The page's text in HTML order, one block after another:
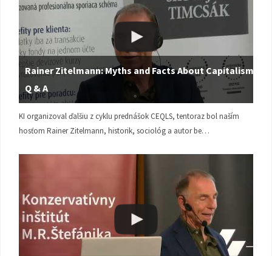
Rainer Zitelmann: Myths and Facts About Capitalism |
Q & A
KI organizoval ďalšiu z cyklu prednášok CEQLS, tentoraz bol naším
hosťom Rainer Zitelmann, historik, sociológ a autor be…